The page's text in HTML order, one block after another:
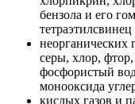
бензола и его
неорганических
серы, хлор,
фосфористый
монооксида
кислых газов и